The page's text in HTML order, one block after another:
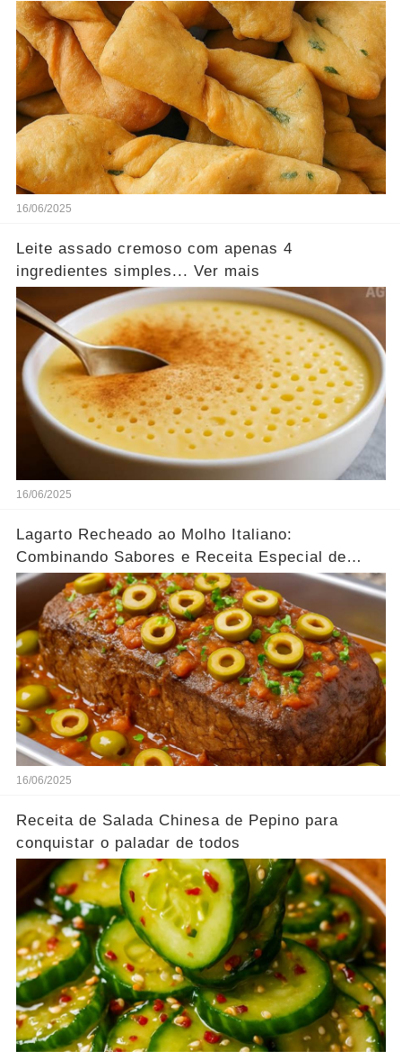
16/06/2025
Leite assado cremoso com apenas 4
ingredientes simples... Ver mais
16/06/2025
Lagarto Recheado ao Molho Italiano:
Combinando Sabores e Receita Especial de
família
16/06/2025
Receita de Salada Chinesa de Pepino para
conquistar o paladar de todos